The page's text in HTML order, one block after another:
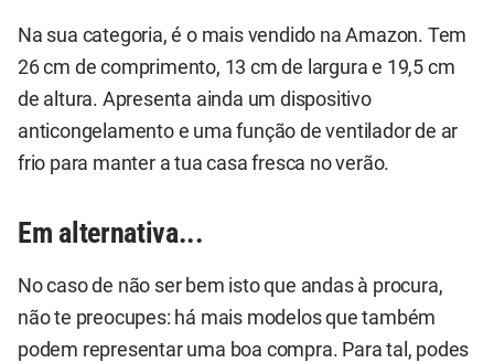
Na sua categoria, é o mais vendido na Amazon. Tem
26 cm de comprimento, 13 cm de largura e 19,5 cm
de altura. Apresenta ainda um dispositivo
anticongelamento e uma função de ventilador de ar
frio para manter a tua casa fresca no verão.
Em alternativa...
No caso de não ser bem isto que andas à procura,
não te preocupes: há mais modelos que também
podem representar uma boa compra. Para tal, podes